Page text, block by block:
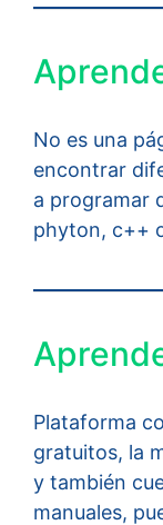
No es una
encontrar
a programar
phyton, c++
Plataforma
gratuitos, la
y también
manuales,